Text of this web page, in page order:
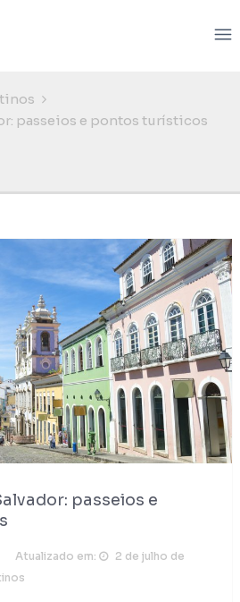
passeios e pontos turísticos
passeios e
Atualizado em:
2 de julho de